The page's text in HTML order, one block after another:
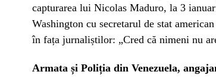
capturarea lui Nicolas Maduro, la 3
Washington cu secretarul de stat
în fața jurnaliștilor: „Cred că nimeni nu
Armata și Poliția din Venezuela,